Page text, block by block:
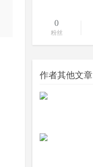
0
粉丝
作者其他文章